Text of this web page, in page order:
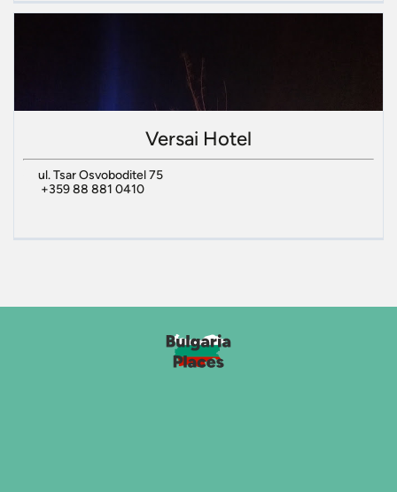
Versai Hotel
ul. Tsar Osvoboditel 75
+359 88 881 0410